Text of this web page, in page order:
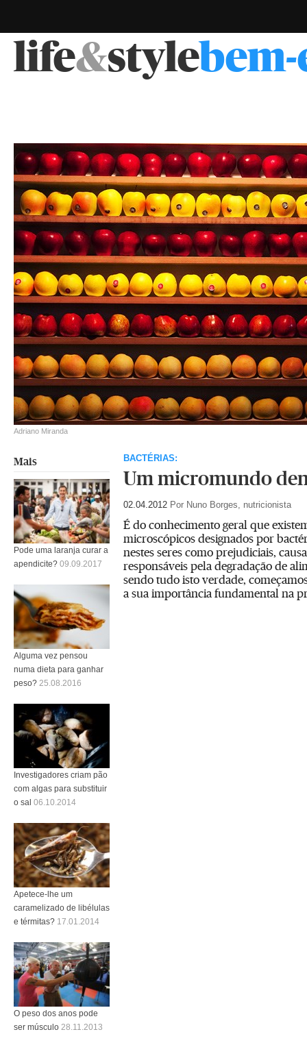
life&style
Adriano Miranda
BACTÉRIAS:
Um micromundo
02.04.2012 Por Nuno Borges, nutricionista
É do conhecimento geral que
microscópicos designados por
nestes seres como prejudiciais,
responsáveis pela degradação de
sendo tudo isto verdade,
a sua importância fundamental na
Mais
Pode uma laranja curar a
apendicite? 09.09.2017
Alguma vez pensou
numa dieta para ganhar
peso? 25.08.2016
Investigadores criam pão
com algas para substituir
o sal 06.10.2014
Apetece-lhe um
caramelizado de libélulas
e térmitas? 17.01.2014
O peso dos anos pode
ser músculo 28.11.2013